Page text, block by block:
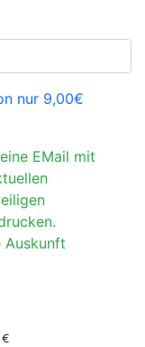
nur 9,00€
EMail mit
Auskunft
€